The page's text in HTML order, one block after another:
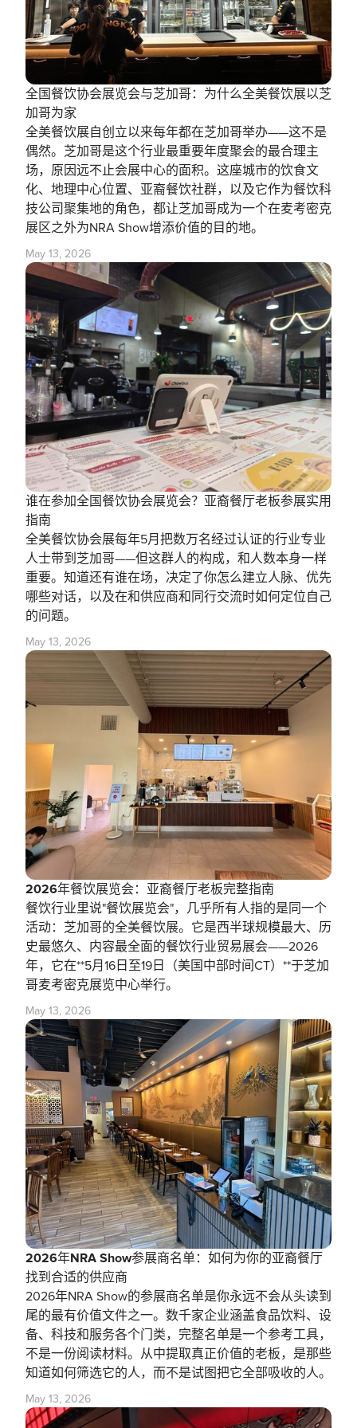
全国餐饮协会展览会与芝加哥：为什么全美餐饮展以芝
加哥为家
全美餐饮展自创立以来每年都在芝加哥举办——这不是
偶然。芝加哥是这个行业最重要年度聚会的最合理主
场，原因远不止会展中心的面积。这座城市的饮食文
化、地理中心位置、亚裔餐饮社群，以及它作为餐饮科
技公司聚集地的角色，都让芝加哥成为一个在麦考密克
展区之外为NRA Show增添价值的目的地。
May 13, 2026
‍谁在参加全国餐饮协会展览会？亚裔餐厅老板参展实用
指南
全美餐饮协会展每年5月把数万名经过认证的行业专业
人士带到芝加哥——但这群人的构成，和人数本身一样
重要。知道还有谁在场，决定了你怎么建立人脉、优先
哪些对话，以及在和供应商和同行交流时如何定位自己
的问题。
May 13, 2026
2026年餐饮展览会：亚裔餐厅老板完整指南
餐饮行业里说"餐饮展览会"，几乎所有人指的是同一个
活动：芝加哥的全美餐饮展。它是西半球规模最大、历
史最悠久、内容最全面的餐饮行业贸易展会——2026
年，它在**5月16日至19日（美国中部时间CT）**于芝加
哥麦考密克展览中心举行。
May 13, 2026
2026年NRA Show参展商名单：如何为你的亚裔餐厅
找到合适的供应商
2026年NRA Show的参展商名单是你永远不会从头读到
尾的最有价值文件之一。数千家企业涵盖食品饮料、设
备、科技和服务各个门类，完整名单是一个参考工具，
不是一份阅读材料。从中提取真正价值的老板，是那些
知道如何筛选它的人，而不是试图把它全部吸收的人。
May 13, 2026